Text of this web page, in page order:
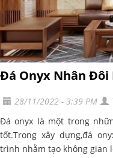
Đá Onyx Nhân Đôi
28/11/2022 - 3:39 PM
Đá onyx là một trong
tốt.Trong xây dựng,đá
trình nhằm tạo không gian